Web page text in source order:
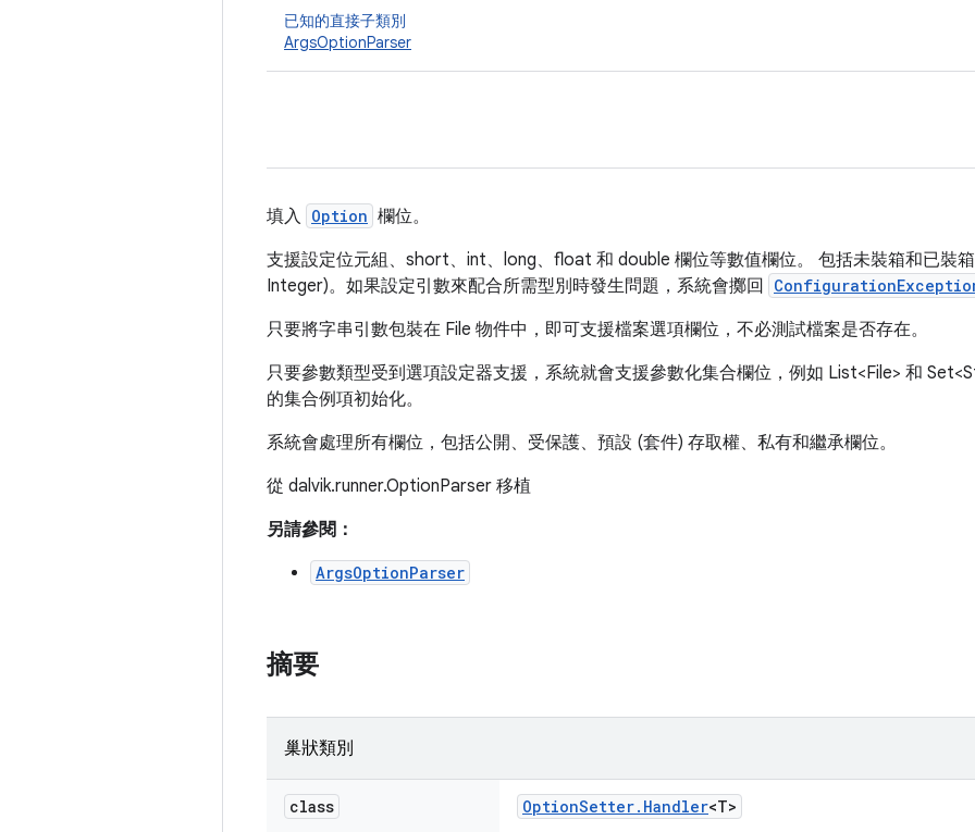
已知的直接子類別
ArgsOptionParser
填入 Option 欄位。
支援設定位元組、short、int、long、float 和 double 欄位等數值欄位。 包括未裝箱和已裝
Integer)。如果設定引數來配合所需型別時發生問題，系統會擲回
只要將字串引數包裝在 File 物件中，即可支援檔案選項欄位，不必測試檔案是否存在。
只要參數類型受到選項設定器支援，系統就會支援參數化集合欄位，例如 List<File> 和
的集合例項初始化。
系統會處理所有欄位，包括公開、受保護、預設 (套件) 存取權、私有和繼承欄位。
從 dalvik.runner.OptionParser 移植
另請參閱：
ArgsOptionParser
摘要
巢狀類別
class OptionSetter. Handler<T>